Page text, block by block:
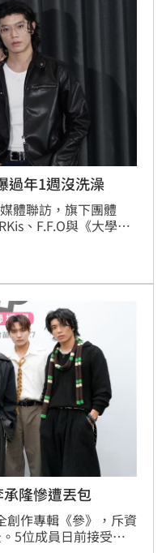
年1週沒洗澡
體聯訪，旗下團體
、F.F.O與《大學
動會》時不慎受傷，
洗澡，讓一旁的團員
隆慘遭丟包
創作專輯《參》，斥資
5位成員日前接受廣